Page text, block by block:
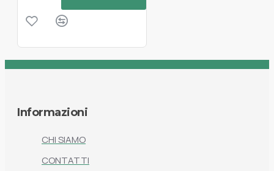
Informazioni
CHI SIAMO
CONTATTI